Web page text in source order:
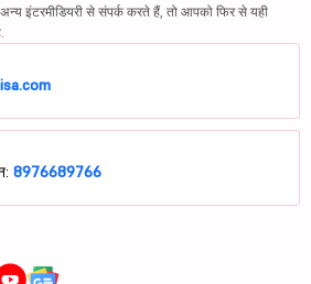
इंटरमीडियरी से संपर्क करते हैं, तो आपको फिर से यही
8976689766